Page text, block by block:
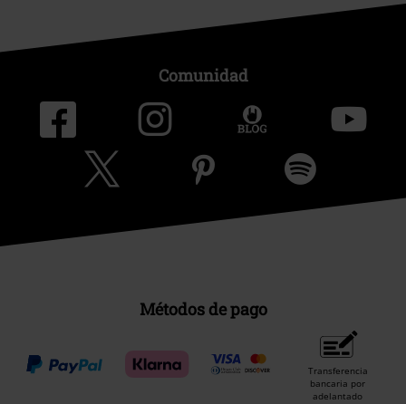
Comunidad
Métodos de pago
Transferencia
bancaria por
adelantado